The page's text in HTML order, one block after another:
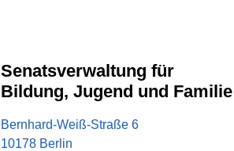
Senatsverwaltung für
Bildung, Jugend und Familie
Bernhard-Weiß-Straße 6
10178 Berlin